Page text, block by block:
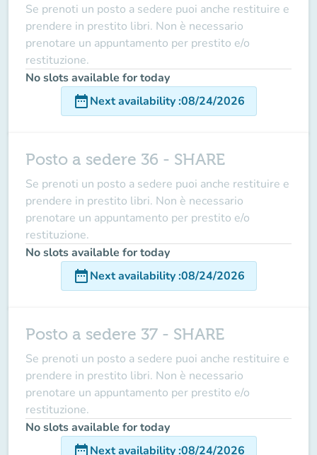
Se prenoti un posto a sedere puoi anche restituire e
prendere in prestito libri. Non è necessario
prenotare un appuntamento per prestito e/o
restituzione.
No slots available for today
date_rangeNext availability:08/24/2026
Posto a sedere 36 - SHARE
Se prenoti un posto a sedere puoi anche restituire e
prendere in prestito libri. Non è necessario
prenotare un appuntamento per prestito e/o
restituzione.
No slots available for today
date_rangeNext availability:08/24/2026
Posto a sedere 37 - SHARE
Se prenoti un posto a sedere puoi anche restituire e
prendere in prestito libri. Non è necessario
prenotare un appuntamento per prestito e/o
restituzione.
No slots available for today
date_rangeNext availability:08/24/2026